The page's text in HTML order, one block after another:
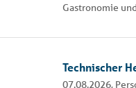
Gastronomie
Technischer
07.08.2026,